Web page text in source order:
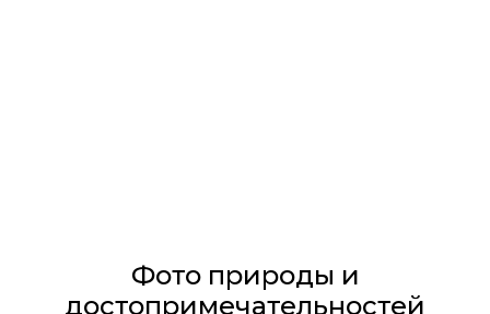
Фото природы и
достопримечательностей